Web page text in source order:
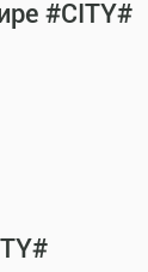
#CITY#